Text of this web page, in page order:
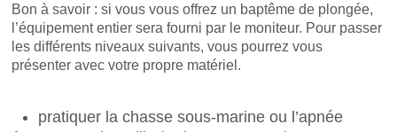
Bon à savoir : si vous vous offrez un baptême de plongée,
l’équipement entier sera fourni par le moniteur. Pour passer
les différents niveaux suivants, vous pourrez vous
présenter avec votre propre matériel.
pratiquer la chasse sous-marine ou l’apnée